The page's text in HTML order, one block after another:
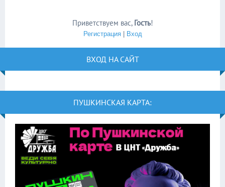
Приветствуем вас, Гость!
Регистрация| Вход
ВХОД НА САЙТ
ПУШКИНСКАЯ КАРТА: